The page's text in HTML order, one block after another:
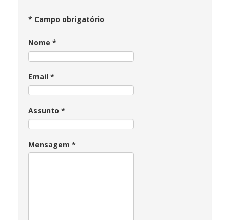
* Campo obrigatório
Nome *
Email *
Assunto *
Mensagem *